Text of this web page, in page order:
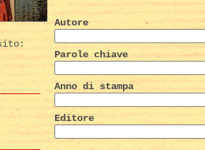
Autore
Parole chiave
Anno di stampa
Editore